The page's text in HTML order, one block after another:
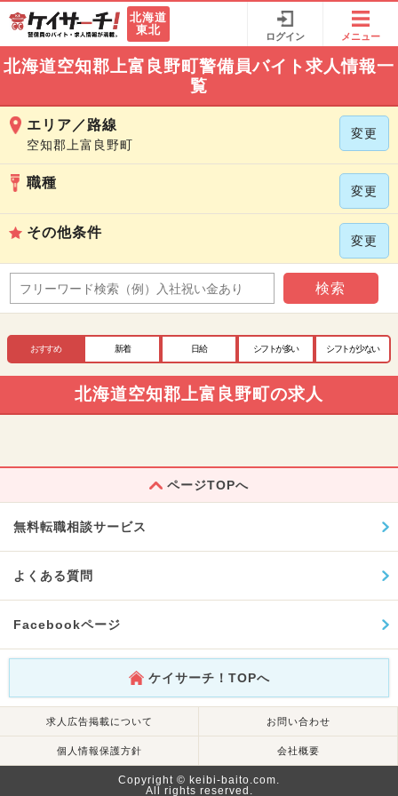
北海道
東北
ログイン メニュー
北海道空知郡上富良野町警備員バイト求人情報一
覧
エリア／路線
空知郡上富良野町
変更
職種
変更
その他条件
変更
検索
おすすめ 新着 日給 シフトが多い シフトが少ない
北海道空知郡上富良野町の求人
ページTOPへ
無料転職相談サービス
よくある質問
Facebookページ
ケイサーチ！TOPへ
求人広告掲載について お問い合わせ
個人情報保護方針 会社概要
Copyright © keibi-baito.com.
All rights reserved.